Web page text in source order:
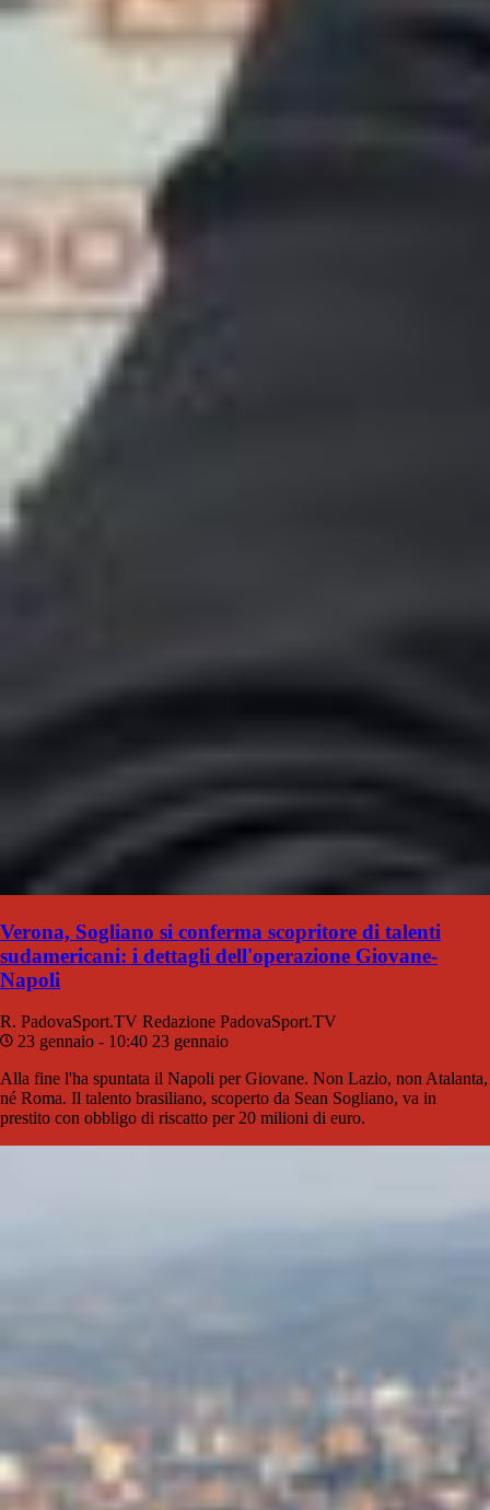
Verona, Sogliano si conferma scopritore di talenti
sudamericani: i dettagli dell'operazione Giovane-
Napoli
R. PadovaSport.TV Redazione PadovaSport.TV
23 gennaio - 10:40 23 gennaio
Alla fine l'ha spuntata il Napoli per Giovane. Non Lazio, non Atalanta,
né Roma. Il talento brasiliano, scoperto da Sean Sogliano, va in
prestito con obbligo di riscatto per 20 milioni di euro.